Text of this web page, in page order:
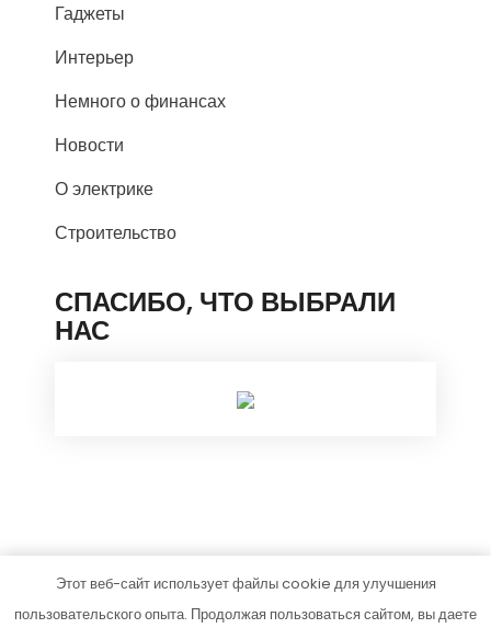
Гаджеты
Интерьер
Немного о финансах
Новости
О электрике
Строительство
СПАСИБО, ЧТО ВЫБРАЛИ
НАС
homesstroy.ru
Этот веб-сайт использует файлы cookie для улучшения
пользовательского опыта. Продолжая пользоваться сайтом, вы даете